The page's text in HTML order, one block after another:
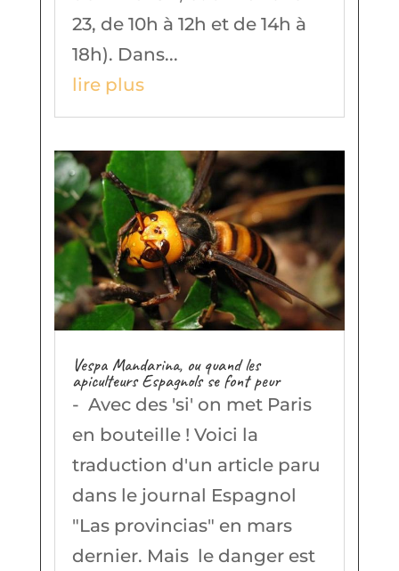
23, de 10h à 12h et de 14h à
18h). Dans...
lire plus
Vespa Mandarina, ou quand les
apiculteurs Espagnols se font peur
- Avec des 'si' on met Paris
en bouteille ! Voici la
traduction d'un article paru
dans le journal Espagnol
"Las provincias" en mars
dernier. Mais le danger est